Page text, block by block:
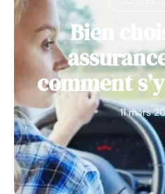
Bien
comment
11 mars